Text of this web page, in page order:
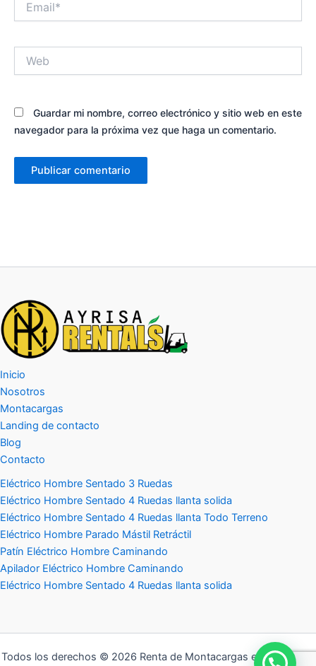
Guardar mi nombre, correo electrónico y sitio web en este
navegador para la próxima vez que haga un comentario.
Inicio
Nosotros
Montacargas
Landing de contacto
Blog
Contacto
Eléctrico Hombre Sentado 3 Ruedas
Eléctrico Hombre Sentado 4 Ruedas llanta solida
Eléctrico Hombre Sentado 4 Ruedas llanta Todo Terreno
Eléctrico Hombre Parado Mástil Retráctil
Patín Eléctrico Hombre Caminando
Apilador Eléctrico Hombre Caminando
Eléctrico Hombre Sentado 4 Ruedas llanta solida
Todos los derechos © 2026 Renta de Montacargas en Monterrey